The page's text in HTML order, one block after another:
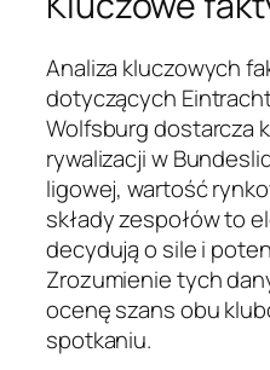
Analiza kluczowych
dotyczących
Wolfsburg dostarcza
rywalizacji w
ligowej, wartość
składy zespołów to
decydują o sile i
Zrozumienie tych
ocenę szans obu
spotkaniu.